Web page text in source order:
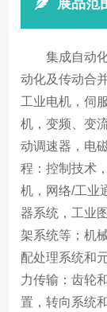
展品范
集成自动
动化及传动合
工业电机，伺
机，变频、变
动调速器，电
程：控制技术
机，网络/工业
器系统，工业
架系统等；机
配处理系统和
力传输：齿轮
置，转向系统